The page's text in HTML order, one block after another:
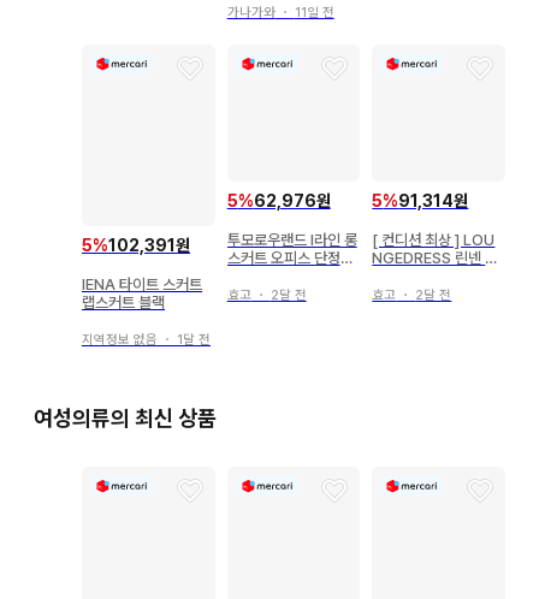
가나가와・ 11일 전
5%102,391원
IENA 타이트 스커트
랩스커트 블랙
지역정보 없음 ・ 1달 전
5%62,976원
투모로우랜드 I라인 롱
스커트 오피스 단정함
효고・ 2달 전
5%91,314원
[ 컨디션 최상 ] LOU
NGEDRESS 린넨 머
비
효고 ・ 2달 전
여성의류의 최신 상품